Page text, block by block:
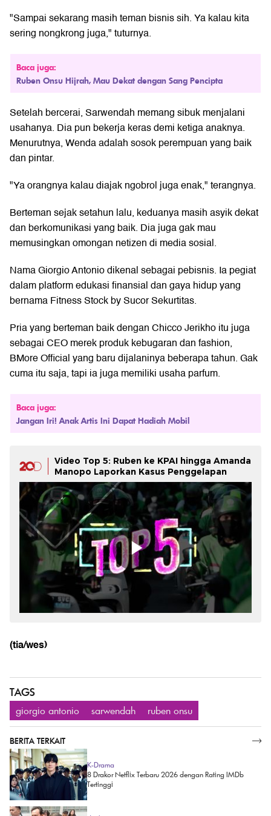
"Sampai sekarang masih teman bisnis sih. Ya kalau kita
sering nongkrong juga," tuturnya.
Baca juga:
Ruben Onsu Hijrah, Mau Dekat dengan Sang Pencipta
Setelah bercerai, Sarwendah memang sibuk menjalani
usahanya. Dia pun bekerja keras demi ketiga anaknya.
Menurutnya, Wenda adalah sosok perempuan yang baik
dan pintar.
"Ya orangnya kalau diajak ngobrol juga enak," terangnya.
Berteman sejak setahun lalu, keduanya masih asyik dekat
dan berkomunikasi yang baik. Dia juga gak mau
memusingkan omongan netizen di media sosial.
Nama Giorgio Antonio dikenal sebagai pebisnis. Ia pegiat
dalam platform edukasi finansial dan gaya hidup yang
bernama Fitness Stock by Sucor Sekurtitas.
Pria yang berteman baik dengan Chicco Jerikho itu juga
sebagai CEO merek produk kebugaran dan fashion,
BMore Official yang baru dijalaninya beberapa tahun. Gak
cuma itu saja, tapi ia juga memiliki usaha parfum.
Baca juga:
Jangan Iri! Anak Artis Ini Dapat Hadiah Mobil
Video Top 5: Ruben ke KPAI hingga Amanda
Manopo Laporkan Kasus Penggelapan
(tia/wes)
TAGS
giorgio antonio sarwendah ruben onsu
BERITA TERKAIT
K-Drama
8 Drakor Netflix Terbaru 2026 dengan Rating IMDb
Tertinggi